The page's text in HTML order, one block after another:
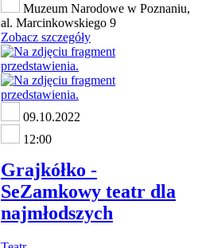
Muzeum Narodowe w Poznaniu,
al. Marcinkowskiego 9
Zobacz szczegóły
09.10.2022
12:00
Grajkółko -
SeZamkowy teatr dla
najmłodszych